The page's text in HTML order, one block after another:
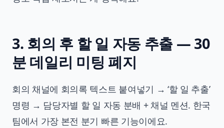
3. 회의 후 할 일 자동 추출 — 30
분 데일리 미팅 폐지
회의 채널에 회의록 텍스트 붙여넣기 → ‘할 일 추출’
명령 → 담당자별 할 일 자동 분배 + 채널 멘션. 한국
팀에서 가장 본전 분기 빠른 기능이에요.